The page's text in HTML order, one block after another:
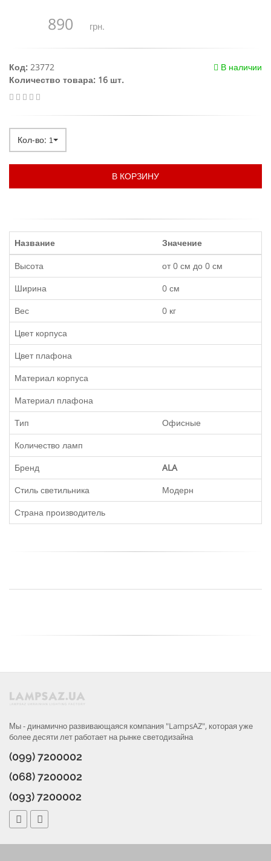
890 грн.
В наличии
Код: 23772
Количество товара: 16 шт.
Кол-во: 1
В КОРЗИНУ
Название
Значение
Высота
от 0 см до 0 см
Ширина
0 см
Вес
0 кг
Цвет корпуса
Цвет плафона
Материал корпуса
Материал плафона
Тип
Офисные
Количество ламп
Бренд
ALA
Стиль светильника
Модерн
Страна производитель
Мы - динамично развивающаяся компания "LampsAZ", которая уже
более десяти лет работает на рынке светодизайна
(099) 7200002
(068) 7200002
(093) 7200002